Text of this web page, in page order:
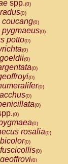
(0)
cana
calvus
cupreus
donacophilus
moloch
torquatus
spp.(0)
satanas(0)
monachus
pithecia(0)
agilis
hybrid
spp.(0)
(0)
coucang(0)
(0)
potto(0)
(0)
(0)
(0)
(0)
(0)
(0)
(0)
(0)
(0)
rosalia(0)
(0)
(0)
(0)